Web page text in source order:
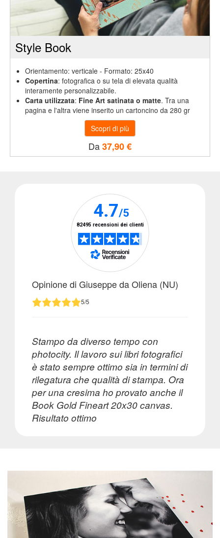
fineart
Calendari
annuali
Calendari
grandi
formati
PDF
Calendario
Agende
calendario
Stampe
Fujifilm
Style Book
Orientamento: verticale - Formato: 25x40
Copertina: fotografica o su tela di elevata qualità
interamente personalizzabile.
Carta utilizzata: Fine Art satinata o matte. Tra una
pagina e l'altra viene inserito un cartoncino da 280 gr
Da37,90 €
Opinione di Giuseppe da Oliena (NU)
5/5
Stampo da diverso tempo con
photocity. Il lavoro sui libri fotografici
è stato sempre ottimo sia in termini di
rilegatura che qualità di stampa. Ora
per una cresima ho provato anche il
Book Gold Fineart 20x30 canvas.
Risultato ottimo